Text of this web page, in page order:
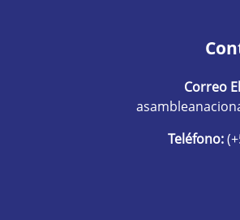
Correo
Teléfono: